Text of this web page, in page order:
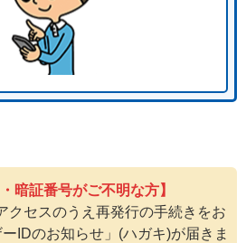
暗証番号がご不明な方】
クセスのうえ再発行の手続きをお
IDのお知らせ」(ハガキ)が届きま